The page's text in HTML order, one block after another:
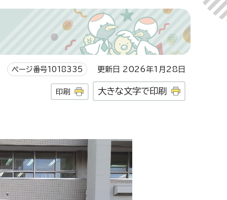
ページ番号1018335 更新日 2026年1月28日
印刷 大きな文字で印刷